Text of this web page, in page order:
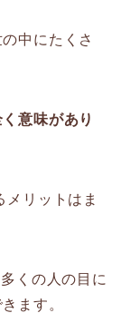
中にたくさ
意味があり
メリットはま
くの人の目に
ます。